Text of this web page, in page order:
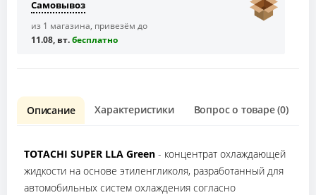
Самовывоз
из 1 магазина, привезём до
11.08, вт.бесплaтно
Описание Характеристики Вопрос о товаре (0)
TOTACHI SUPER LLA Green - концентрат охлаждающей
жидкости на основе этиленгликоля, разработанный для
автомобильных систем охлаждения согласно